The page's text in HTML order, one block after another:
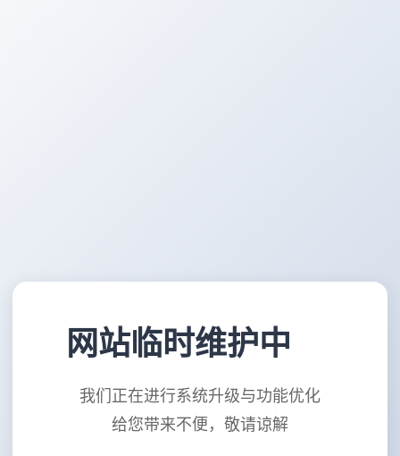
网站临时维护中
我们正在进行系统升级与功能优化
给您带来不便，敬请谅解